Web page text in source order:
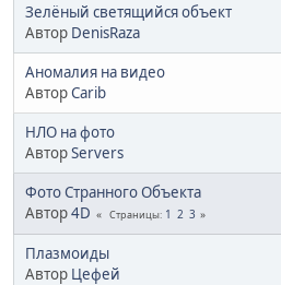
Зелёный светящийся объект
Автор DenisRaza
Аномалия на видео
АвторCarib
НЛО на фото
АвторServers
Фото Странного Объекта
Автор4D Страницы 1 2 3
Плазмоиды
Автор Цефей